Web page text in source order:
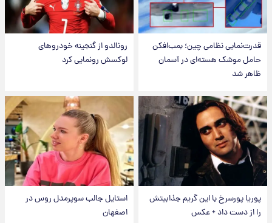
قدرت‌نمایی نظامی چین؛ بمب‌افکن
حامل موشک هسته‌ای در آسمان
ظاهر شد
رونالدو از گنجینه خودروهای
لوکسش رونمایی کرد
پوریا پورسرخ با این گریم جذابیتش
را از دست داد + عکس
استایل جالب سوپرمدل روس در
اصفهان